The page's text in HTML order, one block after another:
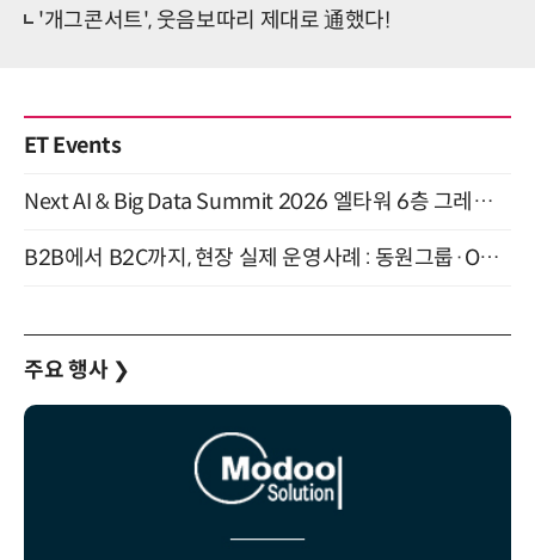
'개그콘서트', 웃음보따리 제대로 通했다!
ET Events
Next AI & Big Data Summit 2026 엘타워 6층 그레이스홀 개최 (9/18)
B2B에서 B2C까지, 현장 실제 운영사례 : 동원그룹·OCI·다이닝브랜즈그룹·당근 (8/27)
주요 행사 ❯